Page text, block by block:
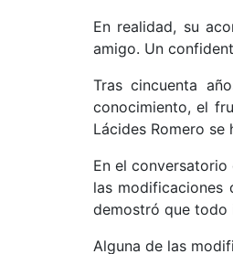
En realidad, su
amigo. Un
Tras cincuenta
conocimiento, el
Lácides Romero
En el
las modificaciones
demostró que todo
Alguna de las